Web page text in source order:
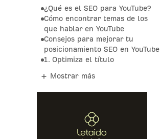
¿Qué es el SEO para YouTube?
Cómo encontrar temas de los
que hablar en YouTube
Consejos para mejorar tu
posicionamiento SEO en YouTube
1. Optimiza el título
Mostrar más